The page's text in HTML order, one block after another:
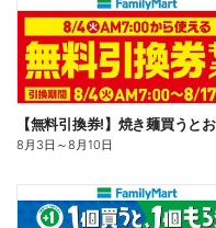
8月3日 ～8月10日